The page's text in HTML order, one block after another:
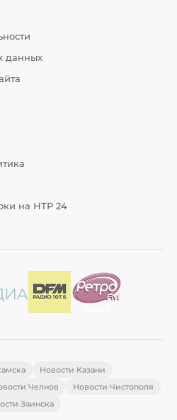
данных
на НТР 24
Новости Казани
Челнов
Новости Чистополя
Заинска